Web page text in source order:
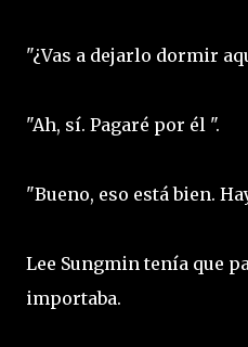
"¿Vas a dejarlo dormir
"Ah, sí. Pagaré por él ".
"Bueno, eso está bien.
Lee Sungmin tenía que
importaba.